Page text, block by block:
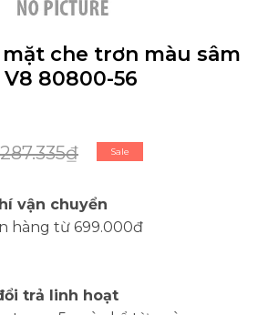
che trơn màu sâm
80800-56
287.335₫ Sale
vận chuyển
hàng từ 699.000đ
trả linh hoạt